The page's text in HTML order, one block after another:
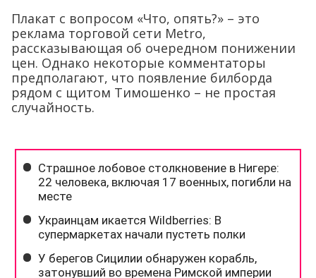
Плакат с вопросом «Что, опять?» – это
реклама торговой сети Metro,
рассказывающая об очередном понижении
цен. Однако некоторые комментаторы
предполагают, что появление билборда
рядом с щитом Тимошенко – не простая
случайность.